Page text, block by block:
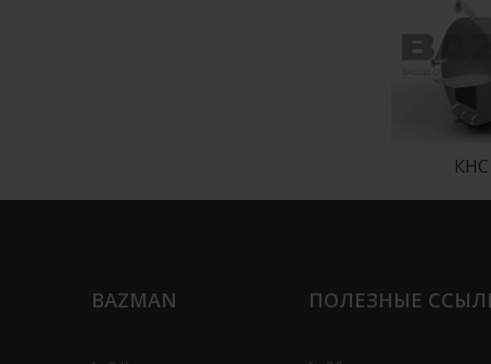
КНС
BAZMAN ПОЛЕЗНЫЕ